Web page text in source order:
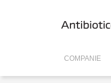
COMPANIE